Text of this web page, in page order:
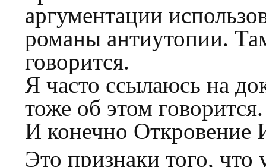
аргументации
романы антиутопии.
говорится.
Я часто ссылаюсь на
тоже об этом говорится.
И конечно Откровение
Это признаки того, что